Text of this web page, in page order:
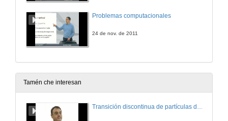
Problemas computacionales
24 de nov. de 2011
Tamén che interesan
Transición discontinua de partículas de microgel termosensible